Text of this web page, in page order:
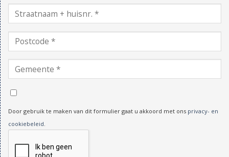
Door gebruik te maken van dit formulier gaat u akkoord met ons privacy- en
cookiebeleid